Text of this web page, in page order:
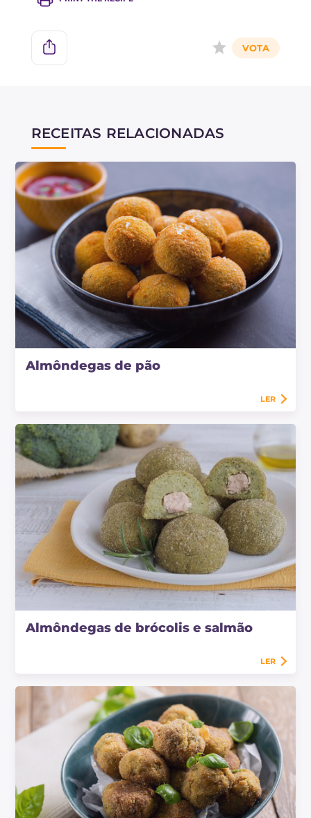
RECEITAS RELACIONADAS
Almôndegas de pão
LER
Almôndegas de brócolis e salmão
LER